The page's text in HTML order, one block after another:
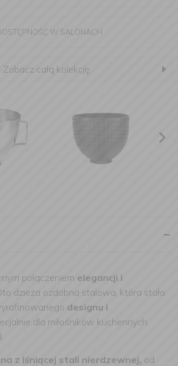
W SALONACH
Zobacz całą kolekcję
połączeniem elegancji i
dzieża ozdobna stalowa, która stała
designu i
dla miłośników kuchennych
z lśniącej stali nierdzewnej, od